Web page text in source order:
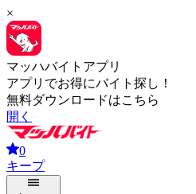
×
マッハバイトアプリ
アプリでお得にバイト探し！
無料ダウンロードはこちら
開く
0
キープ